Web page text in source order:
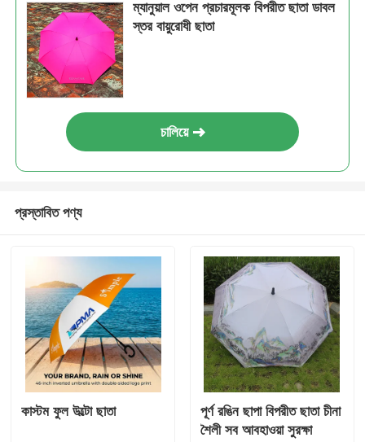
ম্যানুয়াল ওপেন প্রচারমূলক বিপরীত ছাতা ডাবল
স্তর বায়ুরোধী ছাতা
চালিয়ে
প্রস্তাবিত পণ্য
কাস্টম ফুল উল্টো ছাতা
পূর্ণ রঙিন ছাপা বিপরীত ছাতা চীনা
শৈলী সব আবহাওয়া সুরক্ষা